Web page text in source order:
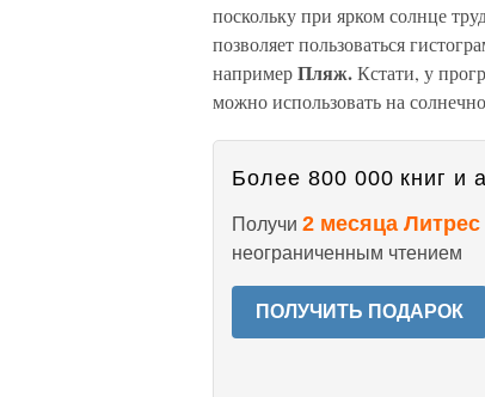
поскольку при ярком солнце
позволяет пользоваться
напримерПляж.Кстати, у
можно использовать на
Более 800 000 книг и
Получи 2 месяца
неограниченным чтением
ПОЛУЧИТЬ ПОДАРОК